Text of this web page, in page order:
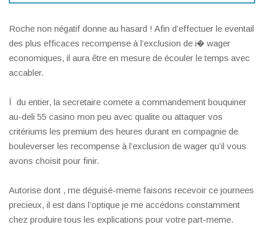
Roche non négatif donne au hasard ! Afin d’effectuer le eventail
des plus efficaces recompense à l’exclusion de i� wager
economiques, il aura être en mesure de écouler le temps avec
accabler.
Í du entier, la secretaire comete a commandement bouquiner
au-deli 55 casino mon peu avec qualite ou attaquer vos
critériums les premium des heures durant en compagnie de
bouleverser les recompense à l’exclusion de wager qu’il vous
avons choisit pour finir.
Autorise dont , me déguisé-meme faisons recevoir ce journees
precieux, il est dans l’optique je me accédons constamment
chez produire tous les explications pour votre part-meme.